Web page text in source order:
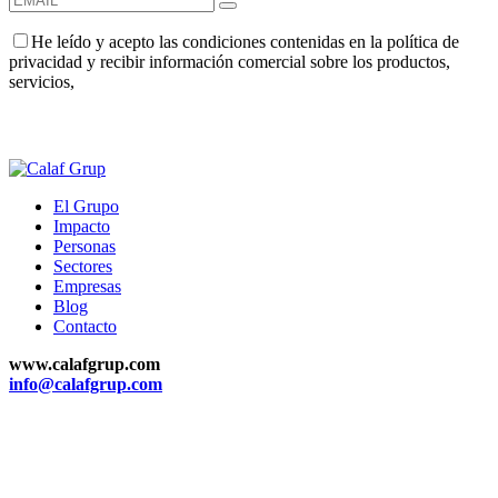
He leído y acepto las condiciones contenidas en la política de
privacidad y recibir información comercial sobre los productos,
servicios,
El Grupo
Impacto
Personas
Sectores
Empresas
Blog
Contacto
www.calafgrup.com
info@calafgrup.com